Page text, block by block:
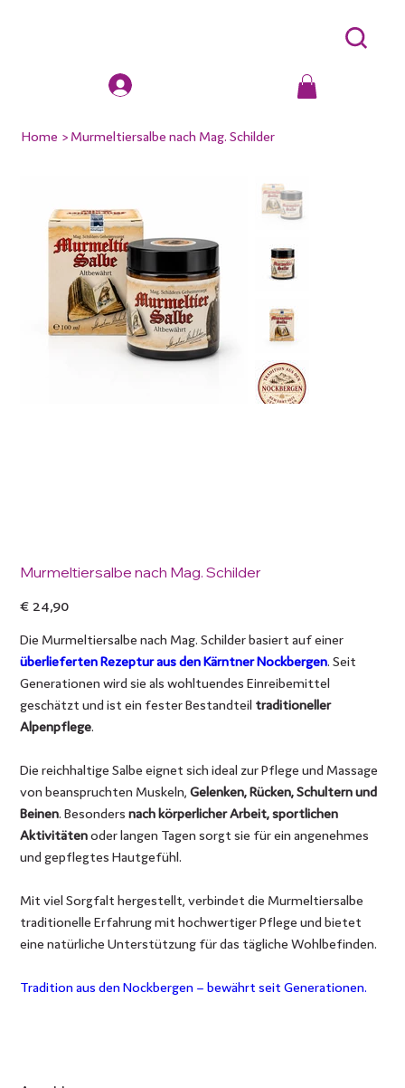
Home > Murmeltiersalbe nach Mag. Schilder
Murmeltiersalbe nach Mag. Schilder
€ 24,90
Die Murmeltiersalbe nach Mag. Schilder basiert auf einer
überlieferten Rezeptur aus den Kärntner Nockbergen . Seit
Generationen wird sie als wohltuendes Einreibemittel
geschätzt und ist ein fester Bestandteil traditioneller
Alpenpflege
Die reichhaltige Salbe eignet sich ideal zur Pflege und Massage
von beanspruchten Muskeln,Gelenken, Rücken, Schultern und
Beinen . Besondersnach körperlicher Arbeit, sportlichen
Aktivitätenoder langen Tagen sorgt sie für ein angenehmes
und gepflegtes Hautgefühl.
Mit viel Sorgfalt hergestellt, verbindet die Murmeltiersalbe
traditionelle Erfahrung mit hochwertiger Pflege und bietet
eine natürliche Unterstützung für das tägliche Wohlbefinden.
Tradition aus den Nockbergen – bewährt seit Generationen.